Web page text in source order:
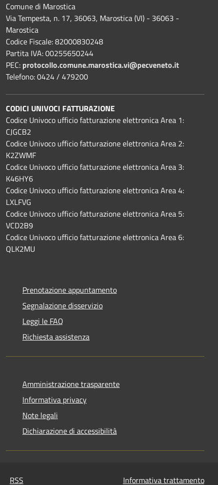
Comune di Marostica
Via Tempesta, n. 17, 36063, Marostica (VI) - 36063 -
Marostica
Codice Fiscale: 82000830248
Partita IVA: 00255650244
PEC: protocollo.comune.marostica.vi@pecveneto.it
Telefono: 0424 / 479200
CODICI UNIVOCI FATTURAZIONE
Codice Univoco ufficio fatturazione elettronica Area 1:
CJGCB2
Codice Univoco ufficio fatturazione elettronica Area 2:
K2ZWMF
Codice Univoco ufficio fatturazione elettronica Area 3:
K46HY6
Codice Univoco ufficio fatturazione elettronica Area 4:
LXLFVG
Codice Univoco ufficio fatturazione elettronica Area 5:
VCD2B9
Codice Univoco ufficio fatturazione elettronica Area 6:
QLK2MU
Prenotazione appuntamento
Segnalazione disservizio
Leggi le FAQ
Richiesta assistenza
Amministrazione trasparente
Informativa privacy
Note legali
Dichiarazione di accessibilità
RSS Informativa trattamento